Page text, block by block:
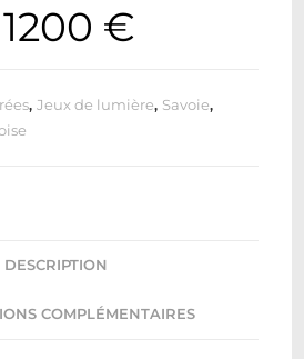
1200 €
,Jeux de lumière, Savoie,
DESCRIPTION
COMPLÉMENTAIRES